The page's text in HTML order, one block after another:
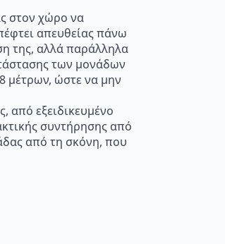
στον χώρο να
απευθείας πάνω
της, αλλά παράλληλα
των μονάδων
μέτρων, ώστε να μην
από εξειδικευμένο
συντήρησης από
από τη σκόνη, που